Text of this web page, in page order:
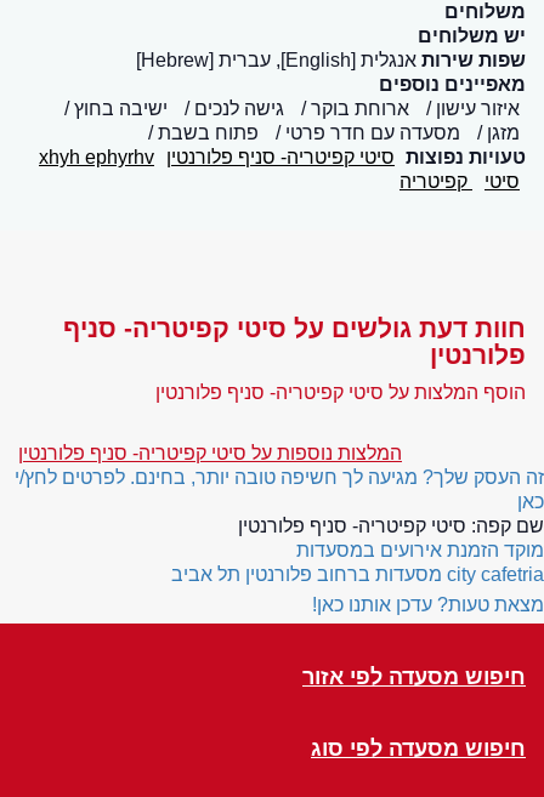
משלוחים
יש משלוחים
שפות שירות אנגלית [English], עברית [Hebrew]
מאפיינים נוספים
איזור עישון
ארוחת בוקר גישה לנכים
ישיבה בחוץ
מזגן
מסעדה עם חדר פרטי
פתוח בשבת
טעויות נפוצות סיטי קפיטריה- סניף פלורנטין
xhyh ephyrhv
סיטי
קפיטריה
חוות דעת גולשים על סיטי קפיטריה- סניף
פלורנטין
הוסף המלצות על סיטי קפיטריה- סניף פלורנטין
המלצות נוספות על סיטי קפיטריה- סניף פלורנטין
זה העסק שלך? מגיעה לך חשיפה טובה יותר, בחינם. לפרטים לחץ/י
כאן
שם קפה: סיטי קפיטריה- סניף פלורנטין
מוקד הזמנת אירועים במסעדות
city cafetria מסעדות ברחוב פלורנטין תל אביב
מצאת טעות? עדכן אותנו כאן!
חיפוש מסעדה לפי אזור
חיפוש מסעדה לפי סוג